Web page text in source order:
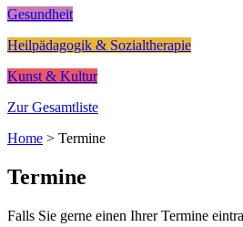
Gesundheit
Heilpädagogik & Sozialtherapie
Kunst & Kultur
Zur Gesamtliste
Home > Termine
Termine
Falls Sie gerne einen Ihrer Termine